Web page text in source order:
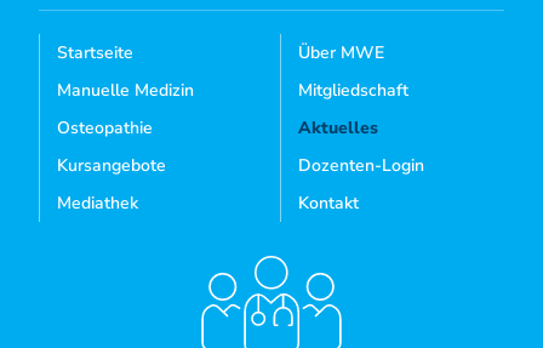
Startseite
Manuelle Medizin
Osteopathie
Kursangebote
Mediathek
Über MWE
Mitgliedschaft
Aktuelles
Dozenten-Login
Kontakt